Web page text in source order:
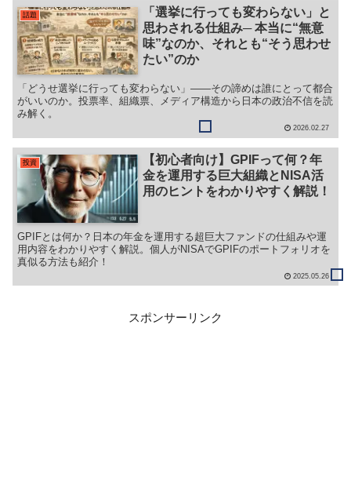
話題
「選挙に行っても変わらない」と
思わされる仕組み─ 本当に“無意
味”なのか、それとも“そう思わせ
たい”のか
「どうせ選挙に行っても変わらない」——その諦めは誰にとって都合
がいいのか。投票率、組織票、メディア構造から日本の政治不信を読
み解く。
2026.02.27
投資
【初心者向け】GPIFって何？年
金を運用する巨大組織とNISA活
用のヒントをわかりやすく解説！
GPIFとは何か？日本の年金を運用する超巨大ファンドの仕組みや運
用内容をわかりやすく解説。個人がNISAでGPIFのポートフォリオを
真似る方法も紹介！
2025.05.26
スポンサーリンク